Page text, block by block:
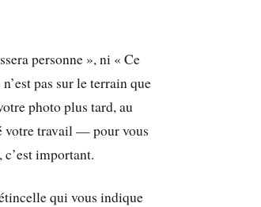
personne », ni « Ce
pas sur le terrain que
photo plus tard, au
votre travail — pour vous
important.
qui vous indique